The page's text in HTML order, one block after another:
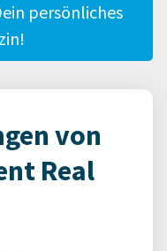
persönliches
von
Real